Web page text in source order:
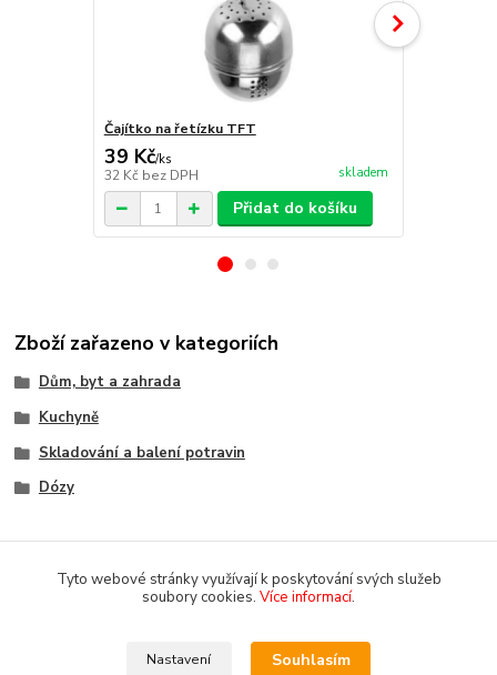
Čajítko na řetízku TFT
39 Kč/ks
32 Kč bez DPH skladem
Přidat do košíku
Zboží zařazeno v kategoriích
Dům, byt a zahrada
Kuchyně
Skladování a balení potravin
Dózy
Tyto webové stránky využívají k poskytování svých služeb
soubory cookies. Více informací.
Nastavení Souhlasím